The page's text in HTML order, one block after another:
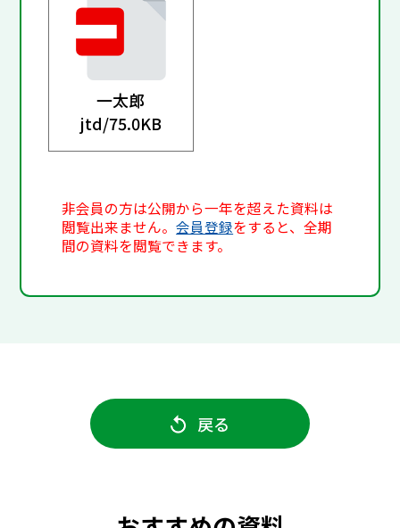
一太郎
jtd/75.0KB
非会員の方は公開から一年を超えた資料は
閲覧出来ません。会員登録をすると、全期
間の資料を閲覧できます。
戻る